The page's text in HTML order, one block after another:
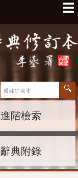
☰
進階檢索
辭典附錄